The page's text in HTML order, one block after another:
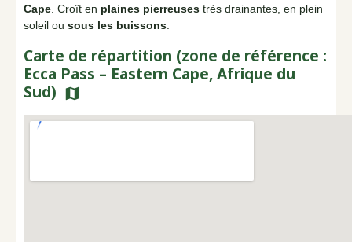
Cape. Croît en plaines pierreuses très drainantes, en plein
soleil ou sous les buissons.
Carte de répartition (zone de référence :
Ecca Pass – Eastern Cape, Afrique du
Sud) map